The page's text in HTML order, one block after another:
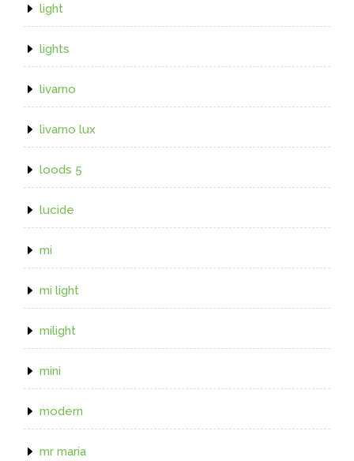
light
lights
livarno
livarno lux
loods 5
lucide
mi
mi light
milight
mini
modern
mr maria